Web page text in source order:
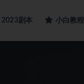
2023剧本 小白教程